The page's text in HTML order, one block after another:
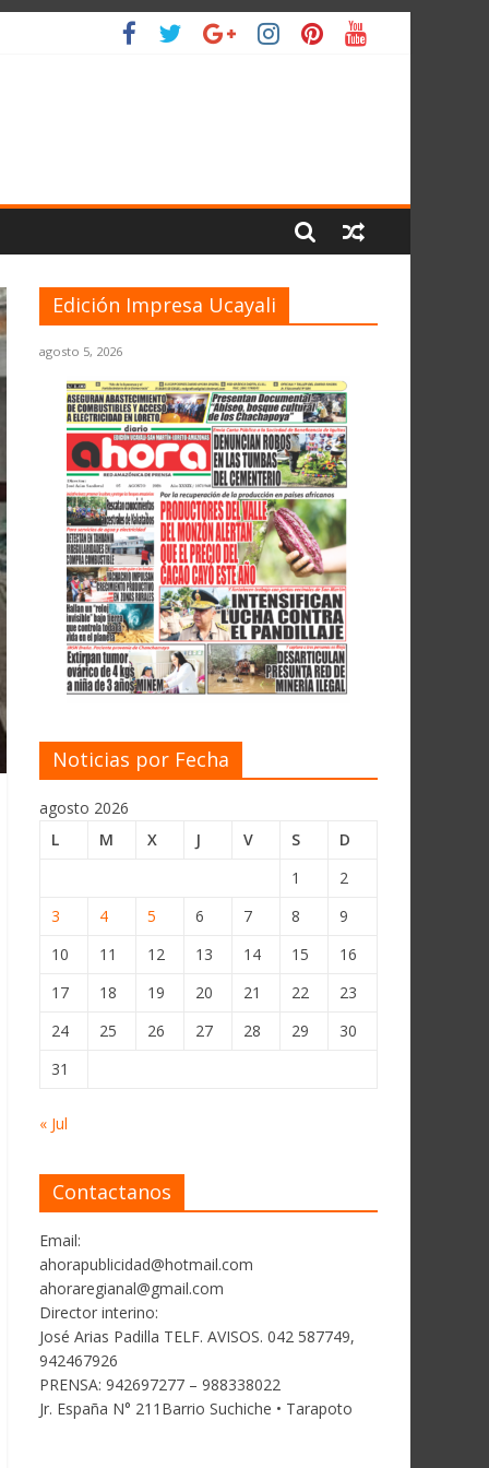
Edición Impresa Ucayali
agosto 5, 2026
Noticias por Fecha
agosto 2026
L
M X J V S
D
1
2
3
4 5 6 7 8
9
10
11 12 13 14 15
16
17
18 19 20 21 22
23
24
25 26 27 28 29
30
31
« Jul
Contactanos
Email:
ahorapublicidad@hotmail.com
ahoraregianal@gmail.com
Director interino:
José Arias Padilla TELF. AVISOS. 042 587749,
942467926
PRENSA: 942697277 – 988338022
Jr. España N° 211Barrio Suchiche • Tarapoto